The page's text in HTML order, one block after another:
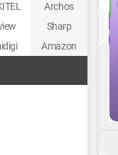
Archos
Sharp
Amazon